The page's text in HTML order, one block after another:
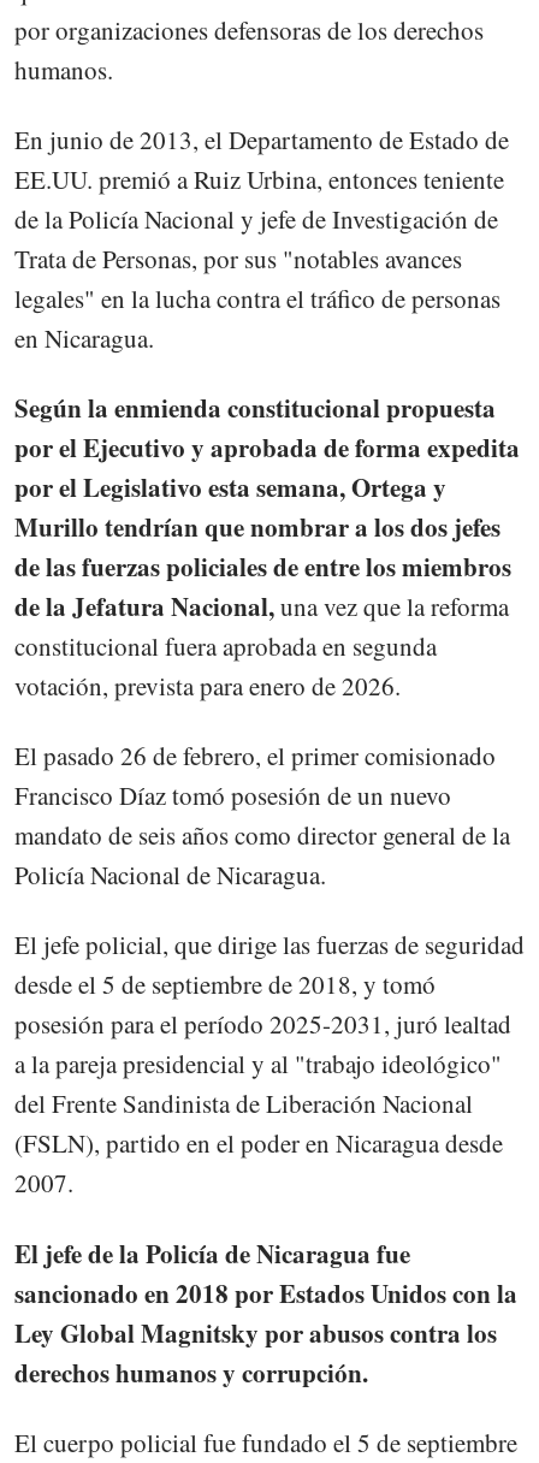
por organizaciones defensoras de los derechos
humanos.
En junio de 2013, el Departamento de Estado de
EE.UU. premió a Ruiz Urbina, entonces teniente
de la Policía Nacional y jefe de Investigación de
Trata de Personas, por sus "notables avances
legales" en la lucha contra el tráfico de personas
en Nicaragua.
Según la enmienda constitucional propuesta
por el Ejecutivo y aprobada de forma expedita
por el Legislativo esta semana, Ortega y
Murillo tendrían que nombrar a los dos jefes
de las fuerzas policiales de entre los miembros
de la Jefatura Nacional,una vez que la reforma
constitucional fuera aprobada en segunda
votación, prevista para enero de 2026.
El pasado 26 de febrero, el primer comisionado
Francisco Díaz tomó posesión de un nuevo
mandato de seis años como director general de la
Policía Nacional de Nicaragua.
El jefe policial, que dirige las fuerzas de seguridad
desde el 5 de septiembre de 2018, y tomó
posesión para el período 2025-2031, juró lealtad
a la pareja presidencial y al "trabajo ideológico"
del Frente Sandinista de Liberación Nacional
(FSLN), partido en el poder en Nicaragua desde
2007.
El jefe de la Policía de Nicaragua fue
sancionado en 2018 por Estados Unidos con la
Ley Global Magnitsky por abusos contra los
derechos humanos y corrupción.
El cuerpo policial fue fundado el 5 de septiembre